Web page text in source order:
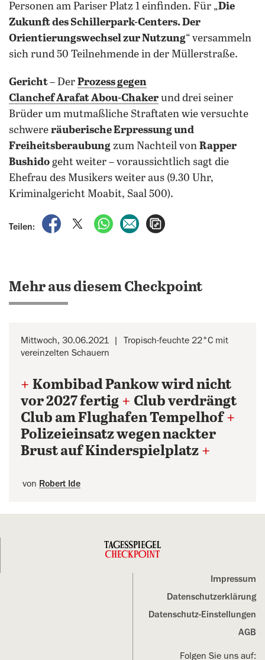
Personen am Pariser Platz 1 einfinden. Für „Die
Zukunft des Schillerpark-Centers. Der
Orientierungswechsel zur Nutzung“ versammeln
sich rund 50 Teilnehmende in der Müllerstraße.
Gericht– Der Prozess gegen
Clanchef Arafat Abou-Chaker und drei seiner
Brüder um mutmaßliche Straftaten wie versuchte
schwere räuberische Erpressung und
Freiheitsberaubung zum Nachteil von Rapper
Bushido geht weiter – voraussichtlich sagt die
Ehefrau des Musikers weiter aus (9.30 Uhr,
Kriminalgericht Moabit, Saal 500).
Teilen:
auf Facebook teilen
auf X teilenper WhatsApp teilen
per E-Mail teilen
Mehr aus diesem Checkpoint
Mittwoch, 30.06.2021
Tropisch-feuchte 22°C mit
vereinzelten Schauern
+ Kombibad Pankow wird nicht
vor 2027 fertig + Club verdrängt
Club am Flughafen Tempelhof +
Polizeieinsatz wegen nackter
Brust auf Kinderspielplatz +
von Robert Ide
Impressum
Datenschutz­erklärung
Datenschutz-Einstellungen
AGB
Folgen Sie uns auf: